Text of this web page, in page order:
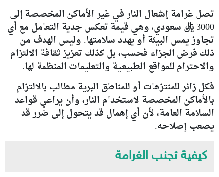
تصل غرامة إشعال النار في غير الأماكن المخصصة إلى
3000 ريال سعودي، وهي قيمة تعكس جدية التعامل مع أي
تجاوز يمس البيئة أو يهدد سلامتها. وليس الهدف من
ذلك فرض الجزاء فحسب، بل كذلك تعزيز ثقافة الالتزام
والاحترام للمواقع الطبيعية والتعليمات المنظمة لها.
فكل زائر للمنتزهات أو للمناطق البرية مطالب بالالتزام
بالأماكن المخصصة لاستخدام النار، وأن يراعي قواعد
السلامة العامة، لأن أي إهمال قد يتحول إلى ضرر قد
يصعب إصلاحه.
كيفية تجنب الغرامة